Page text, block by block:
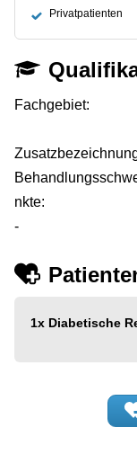
Privatpatienten
Fachgebiet:
nkte:
-
1x Diabetische